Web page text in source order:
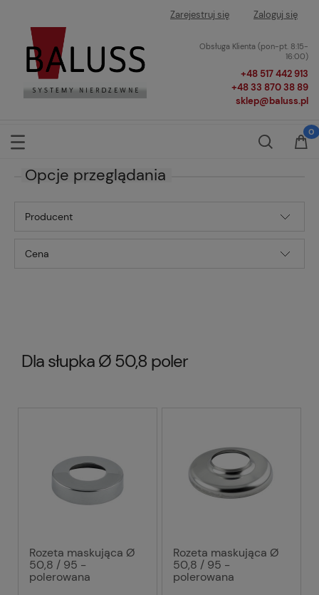
Zarejestruj się Zaloguj się
Obsługa Klienta (pon-pt. 8:15-
16:00)
+48 517 442 913
+48 33 870 38 89
sklep@baluss.pl
Opcje przeglądania
Producent
Cena
Dla słupka Ø 50,8 poler
Rozeta maskująca Ø
50,8 / 95 -
polerowana
Rozeta maskująca Ø
50,8 / 95 -
polerowana